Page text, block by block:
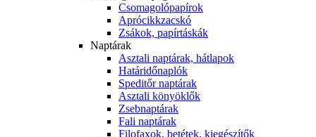
Csomagolópapírok
Aprócikkzacskó
Zsákok, papírtáskák
Naptárak
Asztali naptárak, hátlapok
Határidőnaplók
Speditőr naptárak
Asztali könyöklők
Zsebnaptárak
Fali naptárak
Filofaxok, betétek, kiegészítők